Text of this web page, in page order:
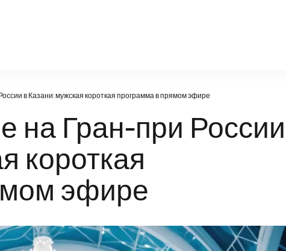
в Казани: мужская короткая программа в прямом эфире
на Гран-при России
короткая
эфире